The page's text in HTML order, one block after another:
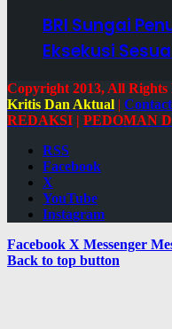
BRI Sungai
Eksekusi
Copyright 2013, All
Kritis Dan Aktual | Contact
REDAKSI | PEDOMAN
RSS
Facebook
X
YouTube
Instagram
Facebook X Messenger
Back to top button